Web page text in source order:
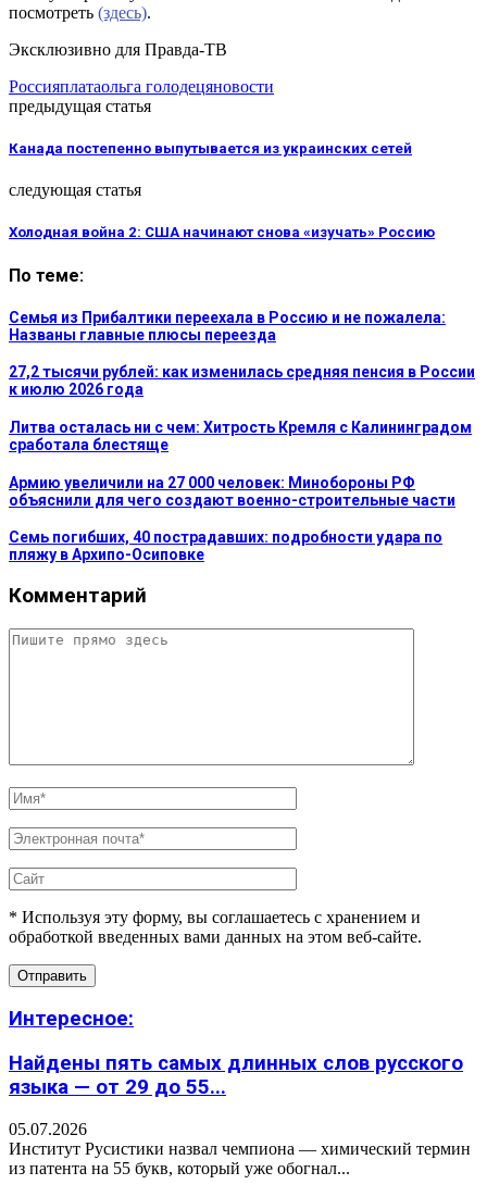
посмотреть (здесь).
Эксклюзивно для Правда-ТВ
Россияплатаольга голодецяновости
предыдущая статья
Канада постепенно выпутывается из украинских сетей
следующая статья
Холодная война 2: США начинают снова «изучать» Россию
По теме:
Семья из Прибалтики переехала в Россию и не пожалела:
Названы главные плюсы переезда
27,2 тысячи рублей: как изменилась средняя пенсия в России
к июлю 2026 года
Литва осталась ни с чем: Хитрость Кремля с Калининградом
сработала блестяще
Армию увеличили на 27 000 человек: Минобороны РФ
объяснили для чего создают военно-строительные части
Семь погибших, 40 пострадавших: подробности удара по
пляжу в Архипо-Осиповке
Комментарий
* Используя эту форму, вы соглашаетесь с хранением и
обработкой введенных вами данных на этом веб-сайте.
Интересное:
Найдены пять самых длинных слов русского
языка — от 29 до 55...
05.07.2026
Институт Русистики назвал чемпиона — химический термин
из патента на 55 букв, который уже обогнал...